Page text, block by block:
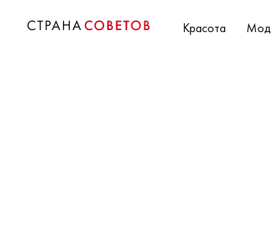
Красота